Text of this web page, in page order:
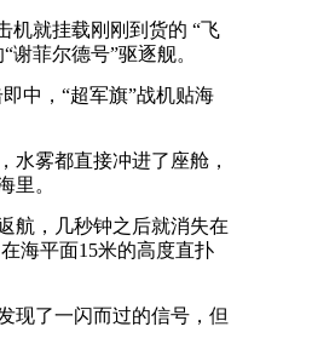
就挂载刚刚到货的 “飞
菲尔德号”驱逐舰。
中，“超军旗”战机贴海
雾都直接冲进了座舱，
里。
，几秒钟之后就消失在
海平面15米的高度直扑
了一闪而过的信号，但